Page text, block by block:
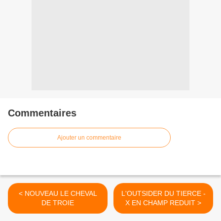
Commentaires
Ajouter un commentaire
< NOUVEAU LE CHEVAL
DE TROIE
L'OUTSIDER DU TIERCE -
X EN CHAMP REDUIT >